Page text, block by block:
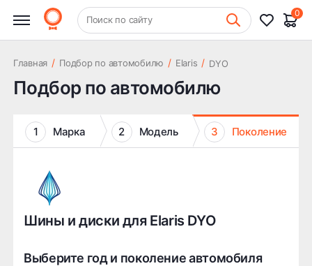
+7 (831) 261-35-35 Шиномонтаж
Поиск по сайту
0
Главная / Подбор по автомобилю / Elaris / DYO
Подбор по автомобилю
1 Марка 2 Модель 3 Поколение
Шины и диски для Elaris DYO
Выберите год и поколение автомобиля